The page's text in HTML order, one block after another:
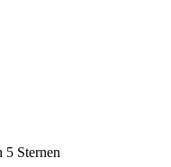
Sternen